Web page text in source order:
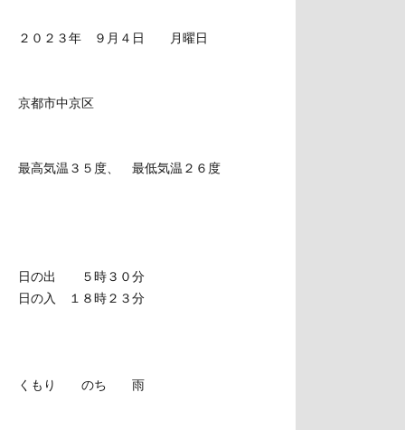
２０２３年 ９月４日 月曜日
京都市中京区
最高気温３５度、 最低気温２６度
日の出 ５時３０分
日の入 １８時２３分
くもり のち 雨